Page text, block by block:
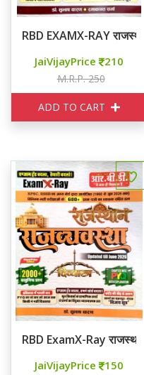
RBD EXAMX-RAY
JaiVijayPrice 210
M.R.P. 250
ADD TO CART
RBD ExamX-Ray
JaiVijayPrice 150